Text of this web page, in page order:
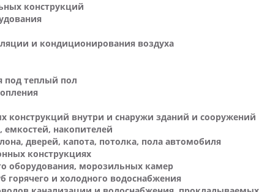
конструкций
и кондиционирования воздуха
под теплый пол
конструкций внутри и снаружи зданий и сооружений
емкостей, накопителей
дверей, капота, потолка, пола автомобиля
конструкциях
оборудования, морозильных камер
горячего и холодного водоснабжения